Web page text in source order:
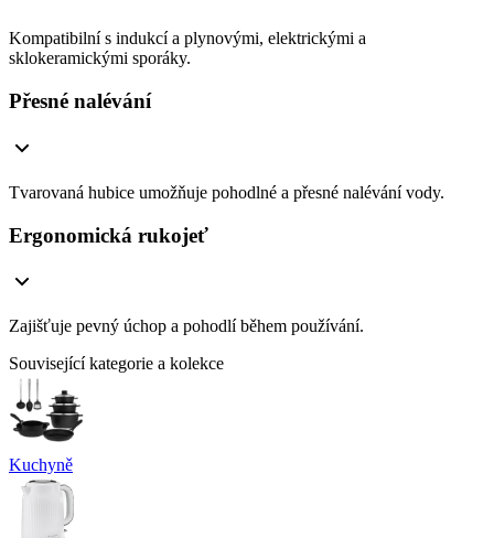
Kompatibilní s indukcí a plynovými, elektrickými a
sklokeramickými sporáky.
Přesné nalévání
Tvarovaná hubice umožňuje pohodlné a přesné nalévání vody.
Ergonomická rukojeť
Zajišťuje pevný úchop a pohodlí během používání.
Související kategorie a kolekce
Kuchyně